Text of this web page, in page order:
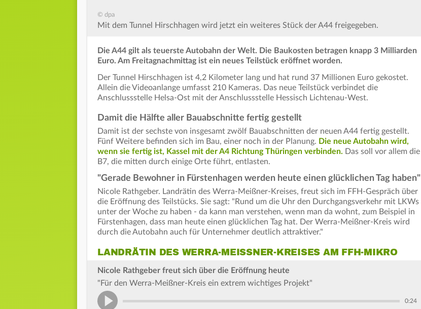
© dpa
Mit dem Tunnel Hirschhagen wird jetzt ein weiteres Stück der A44 freigegeben.
Die A44 gilt als teuerste Autobahn der Welt. Die Baukosten betragen knapp 3 Milliarden
Euro. Am Freitagnachmittag ist ein neues Teilstück eröffnet worden.
Der Tunnel Hirschhagen ist 4,2 Kilometer lang und hat rund 37 Millionen Euro gekostet.
Allein die Videoanlange umfasst 210 Kameras. Das neue Teilstück verbindet die
Anschlussstelle Helsa-Ost mit der Anschlussstelle Hessisch Lichtenau-West.
Damit die Hälfte aller Bauabschnitte fertig gestellt
Damit ist der sechste von insgesamt zwölf Bauabschnitten der neuen A44 fertig gestellt.
Fünf Weitere befinden sich im Bau, einer noch in der Planung. Die neue Autobahn wird,
wenn sie fertig ist, Kassel mit der A4 Richtung Thüringen verbinden. Das soll vor allem die
B7, die mitten durch einige Orte führt, entlasten.
"Gerade Bewohner in Fürstenhagen werden heute einen glücklichen Tag haben"
Nicole Rathgeber. Landrätin des Werra-Meißner-Kreises, freut sich im FFH-Gespräch über
die Eröffnung des Teilstücks. Sie sagt: "Rund um die Uhr den Durchgangsverkehr mit LKWs
unter der Woche zu haben - da kann man verstehen, wenn man da wohnt, zum Beispiel in
Fürstenhagen, dass man heute einen glücklichen Tag hat. Der Werra-Meißner-Kreis wird
durch die Autobahn auch für Unternehmer deutlich attraktiver."
LANDRÄTIN DES WERRA-MEISSNER-KREISES AM FFH-MIKRO
Nicole Rathgeber freut sich über die Eröffnung heute
"Für den Werra-Meißner-Kreis ein extrem wichtiges Projekt"
0:24